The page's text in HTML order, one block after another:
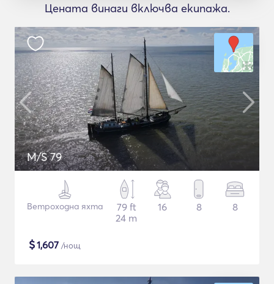
Цената винаги включва екипажа.
M/S 79
Ветроходна яхта
79 ft
24 m
16 8 8
$1,607 /нощ